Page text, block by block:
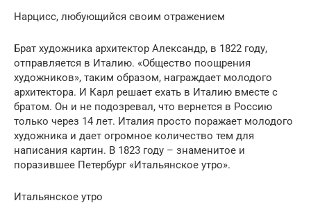
Нарцисс, любующийся своим отражением
Брат художника архитектор Александр, в 1822 году,
отправляется в Италию. «Общество поощрения
художников», таким образом, награждает молодого
архитектора. И Карл решает ехать в Италию вместе с
братом. Он и не подозревал, что вернется в Россию
только через 14 лет. Италия просто поражает молодого
художника и дает огромное количество тем для
написания картин. В 1823 году – знаменитое и
поразившее Петербург «Итальянское утро».
Итальянское утро